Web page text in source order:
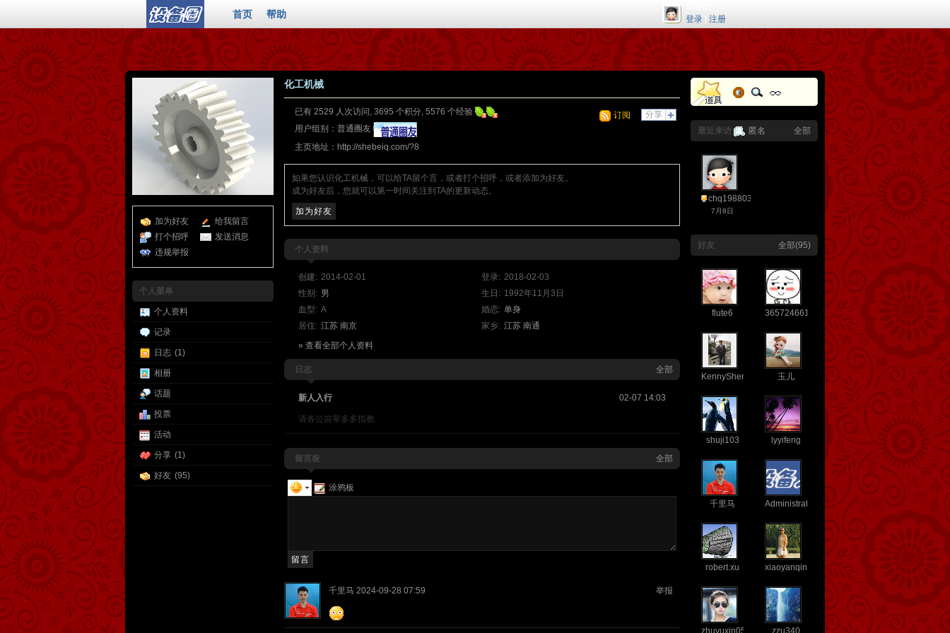
首页 帮助
登录
注册
加为好友
给我留言
打个招呼
发送消息
违规举报
个人菜单
个人资料
记录
日志 (1)
相册
话题
投票
活动
分享 (1)
好友 (95)
化工机械
分享
订阅
已有 2529 人次访问, 3695 个积分, 5576 个经验
用户组别： 普通圈友
主页地址： http://shebeiq.com/?8
如果您认识化工机械，可以给TA留个言，或者打个招呼，或者添加为好友。
成为好友后，您就可以第一时间关注到TA的更新动态。
加为好友
个人资料
创建: 2014-02-01 登录: 2018-02-03
性别: 男 生日: 1992年11月3日
血型: A 婚恋: 单身
居住: 江苏 南京 家乡: 江苏 南通
» 查看全部个人资料
全部
日志
02-07 14:03
新人入行
请各位前辈多多指教
全部
留言板
涂鸦板
举报
千里马 2024-09-28 07:59
全部
最近来访 匿名
chq19880305
7月8日
全部(95)
好友
flute6 365724661
KennyShen 玉儿
shuji103 lyyifeng
千里马 Administrator
robert.xu xiaoyanqin
zhuyuxin0527 zzu340